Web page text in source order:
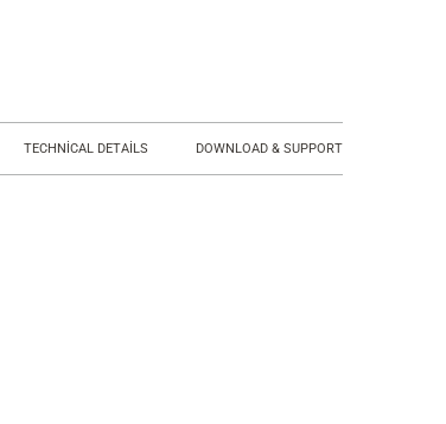
TECHNICAL DETAILS DOWNLOAD & SUPPORT